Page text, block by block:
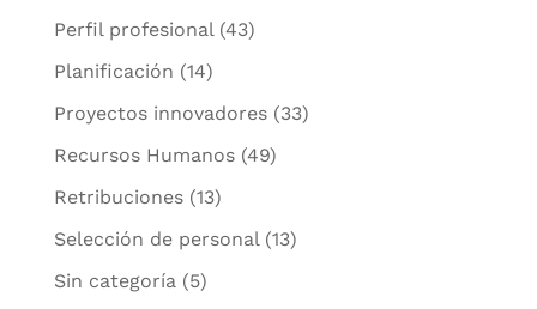
Perfil profesional (43)
Planificación (14)
Proyectos innovadores(33)
Recursos Humanos(49)
Retribuciones(13)
Selección de personal (13)
Sin categoría (5)